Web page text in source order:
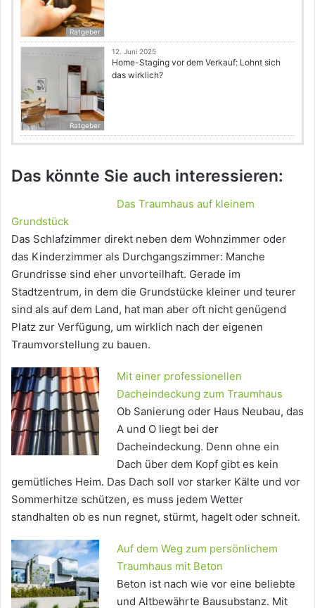
Ratgeber
Ratgeber
12. Juni 2025
Home-Staging vor dem Verkauf: Lohnt sich
das wirklich?
Das könnte Sie auch interessieren:
Das Traumhaus auf kleinem
Grundstück
Das Schlafzimmer direkt neben dem Wohnzimmer oder
das Kinderzimmer als Durchgangszimmer: Manche
Grundrisse sind eher unvorteilhaft. Gerade im
Stadtzentrum, in dem die Grundstücke kleiner und teurer
sind als auf dem Land, hat man aber oft nicht genügend
Platz zur Verfügung, um wirklich nach der eigenen
Traumvorstellung zu bauen.
Mit einer professionellen
Dacheindeckung zum Traumhaus
Ob Sanierung oder Haus Neubau, das
A und O liegt bei der
Dacheindeckung. Denn ohne ein
Dach über dem Kopf gibt es kein
gemütliches Heim. Das Dach soll vor starker Kälte und vor
Sommerhitze schützen, es muss jedem Wetter
standhalten ob es nun regnet, stürmt, hagelt oder schneit.
Auf dem Weg zum persönlichem
Traumhaus mit Beton
Beton ist nach wie vor eine beliebte
und Altbewährte Bausubstanz. Mit